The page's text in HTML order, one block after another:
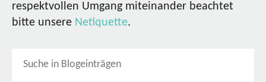
respektvollen Umgang miteinander beachtet
bitte unsere Netiquette.